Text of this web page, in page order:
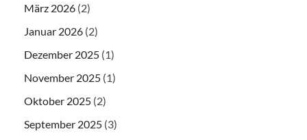
März 2026 (2)
Januar 2026 (2)
Dezember 2025 (1)
November 2025 (1)
Oktober 2025 (2)
September 2025 (3)